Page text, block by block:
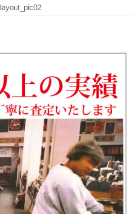
layout_pic02